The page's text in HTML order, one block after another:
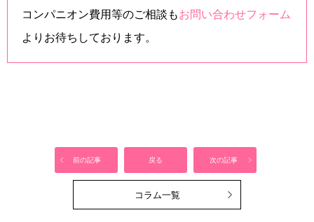
コンパニオン費用等のご相談もお問い合わせフォーム
よりお待ちしております。
前の記事 戻る 次の記事
コラム一覧